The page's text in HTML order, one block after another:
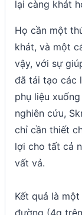
lại càng khát
Họ cần một
khát, và một
vậy, với sự
đã tái tạo các
phụ liệu
nghiên cứu,
chỉ cần thiết
lợi cho tất cả
vất vả.
Kết quả là